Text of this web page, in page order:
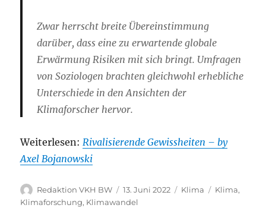
Zwar herrscht breite Übereinstimmung
darüber, dass eine zu erwartende globale
Erwärmung Risiken mit sich bringt. Umfragen
von Soziologen brachten gleichwohl erhebliche
Unterschiede in den Ansichten der
Klimaforscher hervor.
Weiterlesen: Rivalisierende Gewissheiten – by
Axel Bojanowski
Autor
Redaktion VKH BW
Veröffentlicht
am
13. Juni 2022 Kategorien
Klima Schlagwörter
Klima,
Klimaforschung, Klimawandel